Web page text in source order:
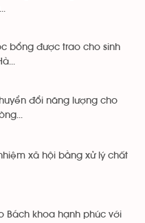
bổng được trao cho sinh
đổi năng lượng cho
xã hội bằng xử lý chất
Bách khoa hạnh phúc với